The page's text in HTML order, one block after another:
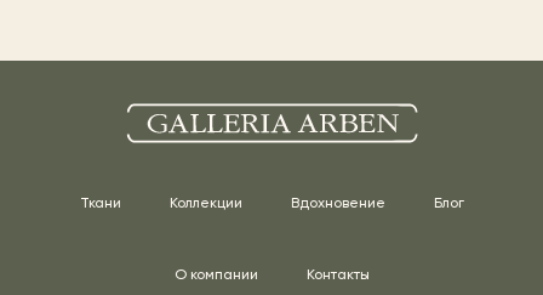
Ткани Коллекции Вдохновение Блог
О компании Контакты